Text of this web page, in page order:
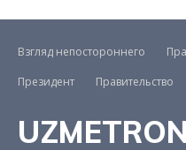
Взгляд непостороннего
Президент
Правительство